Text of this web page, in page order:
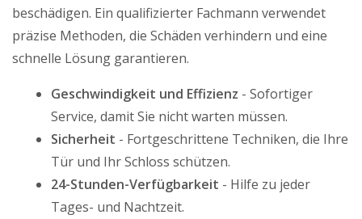
beschädigen. Ein qualifizierter Fachmann verwendet
präzise Methoden, die Schäden verhindern und eine
schnelle Lösung garantieren.
Geschwindigkeit und Effizienz - Sofortiger
Service, damit Sie nicht warten müssen.
Sicherheit - Fortgeschrittene Techniken, die Ihre
Tür und Ihr Schloss schützen.
24-Stunden-Verfügbarkeit - Hilfe zu jeder
Tages- und Nachtzeit.